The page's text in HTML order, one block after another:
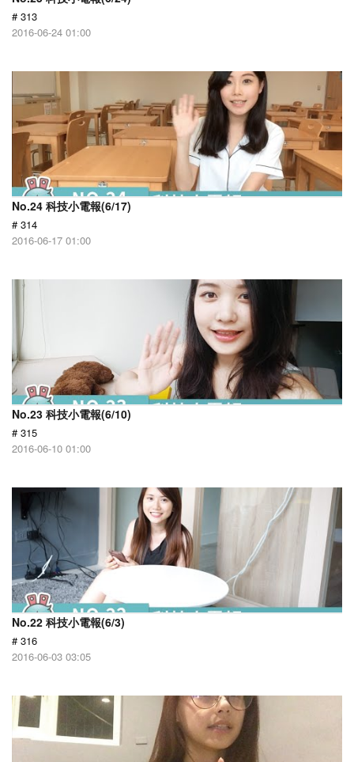
# 313
2016-06-24 01:00
No.24 科技小電報(6/17)
# 314
2016-06-17 01:00
No.23 科技小電報(6/10)
# 315
2016-06-10 01:00
No.22 科技小電報(6/3)
# 316
2016-06-03 03:05